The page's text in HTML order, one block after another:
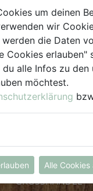
GROSSHANDEL
um deinen
wir
die Daten
Cookies erlauben"
alle Infos zu
möchtest.
Alle Cookies